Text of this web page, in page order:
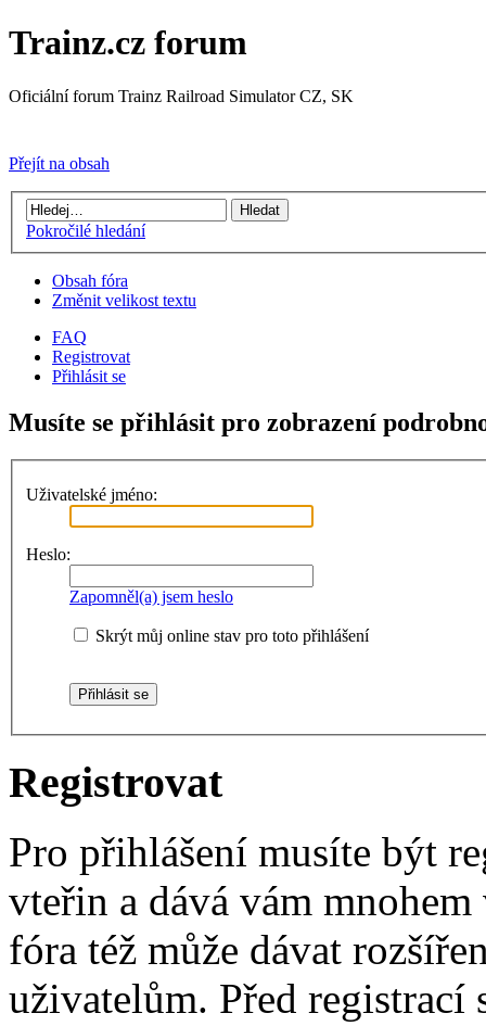
Trainz.cz forum
Oficiální forum Trainz Railroad Simulator CZ, SK
Přejít na obsah
Pokročilé hledání
Obsah fóra
Změnit velikost textu
FAQ
Registrovat
Přihlásit se
Musíte se přihlásit pro zobrazení
Uživatelské jméno:
Heslo:
Zapomněl(a) jsem heslo
Skrýt můj online stav pro toto přihlášení
Registrovat
Pro přihlášení musíte být
vteřin a dává vám
fóra též může dávat
uživatelům. Před registrací